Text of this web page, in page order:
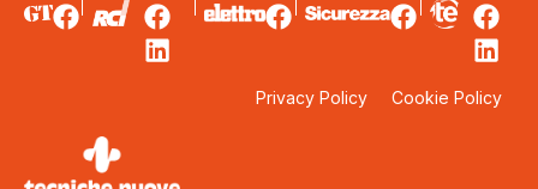
Privacy Policy Cookie Policy